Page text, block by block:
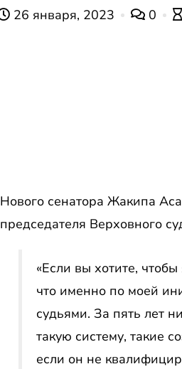
26 января, 2023 0
Нового сенатора Жакипа
председателя Верховного
«Если вы хотите,
что именно по моей
судьями. За пять лет
такую систему, такие
если он не